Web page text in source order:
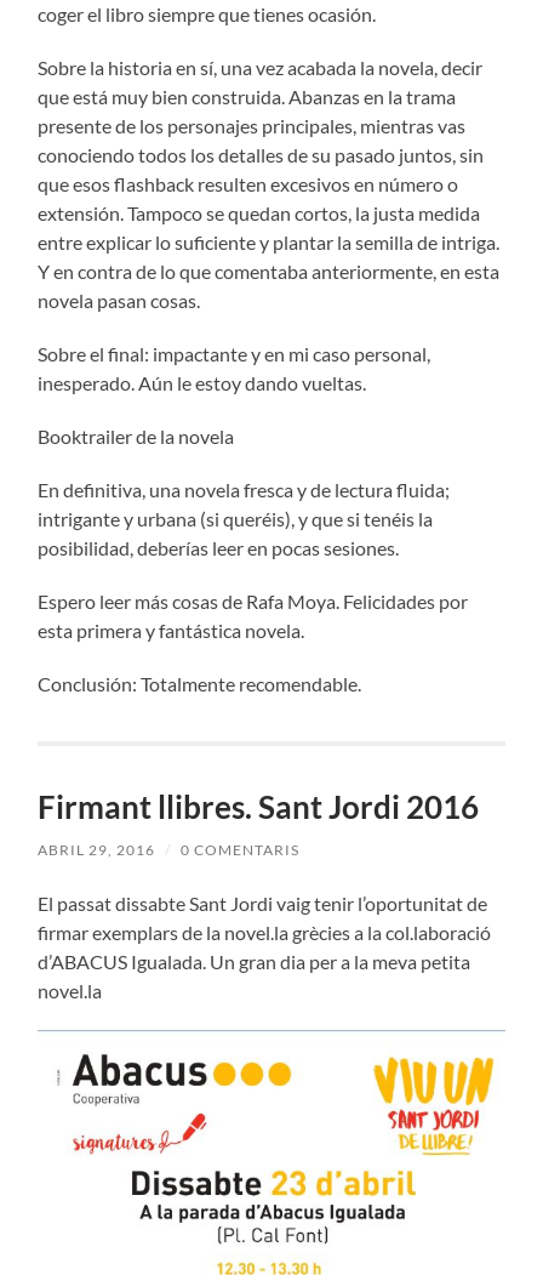
coger el libro siempre que tienes ocasión.
Sobre la historia en sí, una vez acabada la novela, decir
que está muy bien construida. Abanzas en la trama
presente de los personajes principales, mientras vas
conociendo todos los detalles de su pasado juntos, sin
que esos flashback resulten excesivos en número o
extensión. Tampoco se quedan cortos, la justa medida
entre explicar lo suficiente y plantar la semilla de intriga.
Y en contra de lo que comentaba anteriormente, en esta
novela pasan cosas.
Sobre el final: impactante y en mi caso personal,
inesperado. Aún le estoy dando vueltas.
Booktrailer de la novela
En definitiva, una novela fresca y de lectura fluida;
intrigante y urbana (si queréis), y que si tenéis la
posibilidad, deberías leer en pocas sesiones.
Espero leer más cosas de Rafa Moya. Felicidades por
esta primera y fantástica novela.
Conclusión: Totalmente recomendable.
Firmant llibres. Sant Jordi 2016
ABRIL 29, 2016 / 0 COMENTARIS
El passat dissabte Sant Jordi vaig tenir l’oportunitat de
firmar exemplars de la novel.la grècies a la col.laboració
d’ABACUS Igualada. Un gran dia per a la meva petita
novel.la